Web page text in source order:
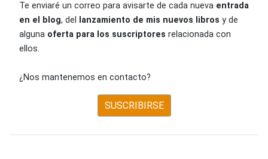
Te enviaré un correo para avisarte de cada nueva entrada
en el blog, del lanzamiento de mis nuevos libros y de
alguna oferta para los suscriptores relacionada con
ellos.
¿Nos mantenemos en contacto?
SUSCRIBIRSE